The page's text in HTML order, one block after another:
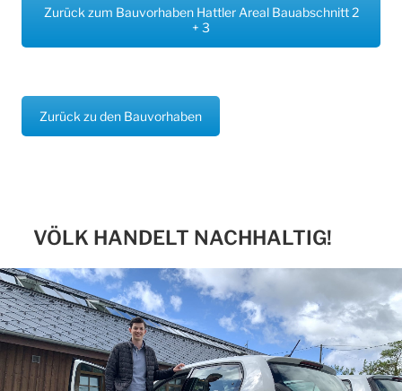
Zurück zum Bauvorhaben Hattler Areal Bauabschnitt 2
+ 3
Zurück zu den Bauvorhaben
VÖLK HANDELT NACHHALTIG!